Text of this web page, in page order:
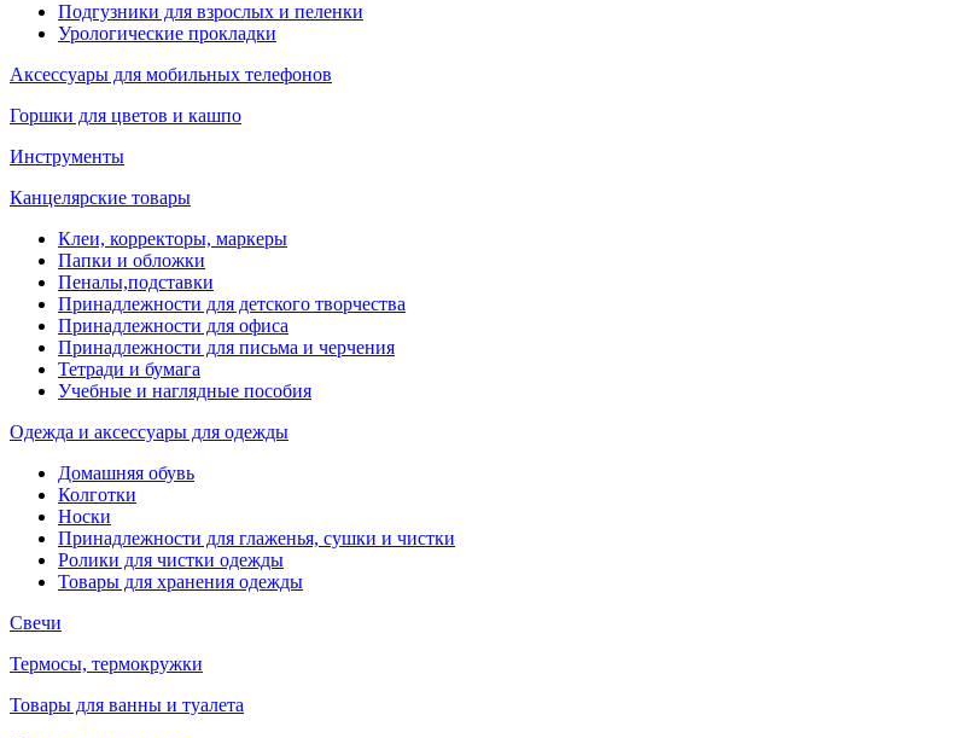
Подгузники для взрослых и пеленки
Урологические прокладки
Аксессуары для мобильных телефонов
Горшки для цветов и кашпо
Инструменты
Канцелярские товары
Клеи, корректоры, маркеры
Папки и обложки
Пеналы,подставки
Принадлежности для детского творчества
Принадлежности для офиса
Принадлежности для письма и черчения
Тетради и бумага
Учебные и наглядные пособия
Одежда и аксессуары для одежды
Домашняя обувь
Колготки
Носки
Принадлежности для глаженья, сушки и чистки
Ролики для чистки одежды
Товары для хранения одежды
Свечи
Термосы, термокружки
Товары для ванны и туалета